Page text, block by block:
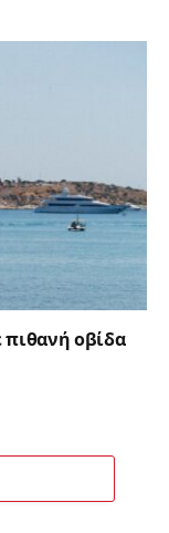
πιθανή οβίδα